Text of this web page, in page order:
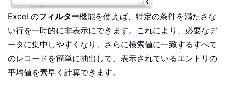
Excel のフィルター機能を使えば、特定の条件を満たさな
い行を一時的に非表示にできます。これにより、必要なデ
ータに集中しやすくなり、さらに検索値に一致するすべて
のレコードを簡単に抽出して、表示されているエントリの
平均値を素早く計算できます。